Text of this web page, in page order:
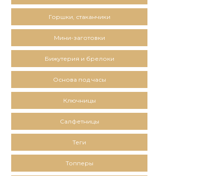
Горшки, стаканчики
Мини-заготовки
Бижутерия и брелоки
Основа под часы
Ключницы
Салфетницы
Теги
Топперы